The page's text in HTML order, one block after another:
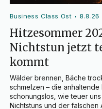
Business Class Ost •8.8.26
Hitzesommer
Nichtstun jetzt
kommt
Wälder brennen, Bäche
schmelzen – die
schonungslos, wie teuer
Nichtstuns und der falschen